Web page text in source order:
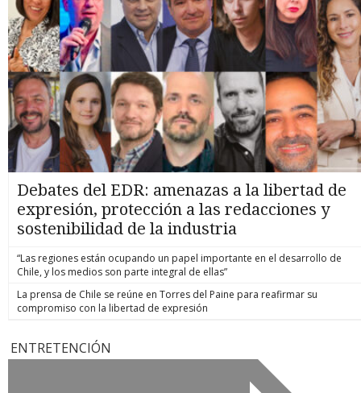
Debates del EDR: amenazas a la libertad de
expresión, protección a las redacciones y
sostenibilidad de la industria
“Las regiones están ocupando un papel importante en el desarrollo de
Chile, y los medios son parte integral de ellas”
La prensa de Chile se reúne en Torres del Paine para reafirmar su
compromiso con la libertad de expresión
ENTRETENCIÓN